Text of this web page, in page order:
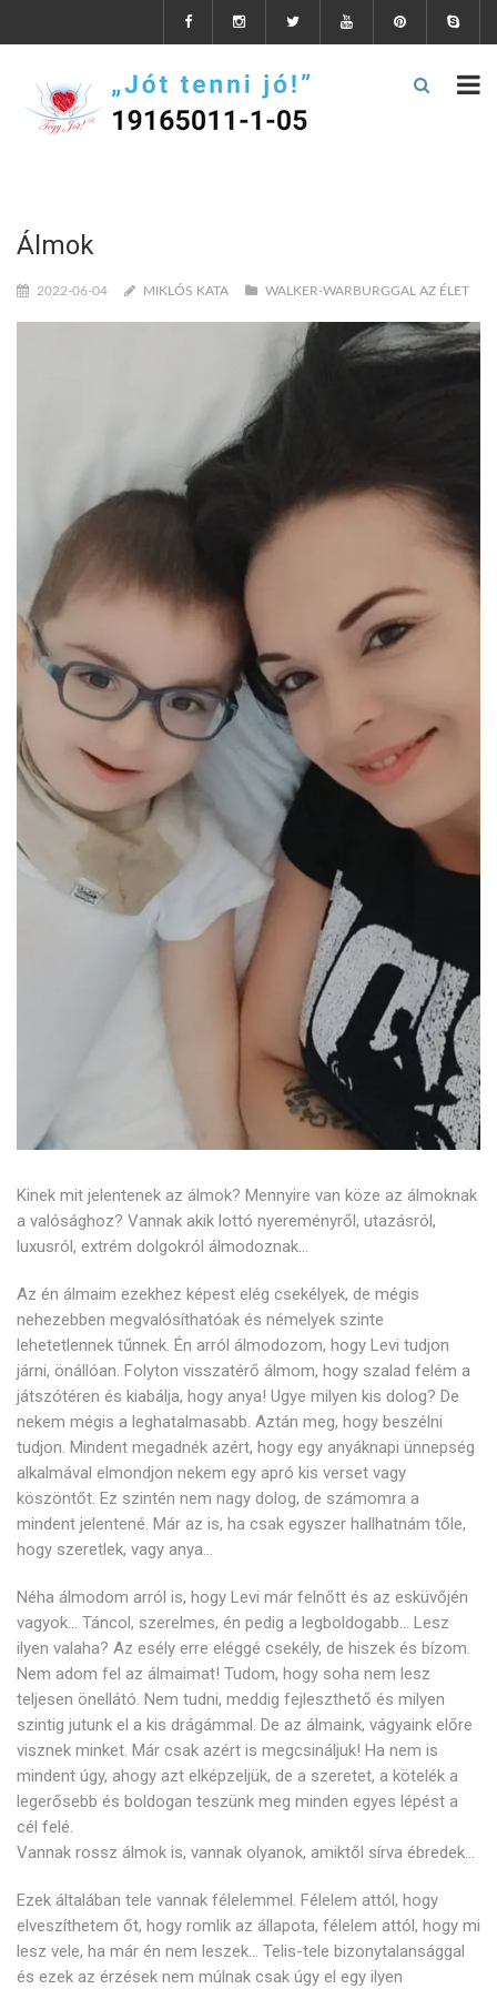
Álmok
2022-06-04 MIKLÓS KATA WALKER-WARBURGGAL AZ ÉLET
Kinek mit jelentenek az álmok? Mennyire van köze az álmoknak
a valósághoz? Vannak akik lottó nyereményről, utazásról,
luxusról, extrém dolgokról álmodoznak…
Az én álmaim ezekhez képest elég csekélyek, de mégis
nehezebben megvalósíthatóak és némelyek szinte
lehetetlennek tűnnek. Én arról álmodozom, hogy Levi tudjon
járni, önállóan. Folyton visszatérő álmom, hogy szalad felém a
játszótéren és kiabálja, hogy anya! Ugye milyen kis dolog? De
nekem mégis a leghatalmasabb. Aztán meg, hogy beszélni
tudjon. Mindent megadnék azért, hogy egy anyáknapi ünnepség
alkalmával elmondjon nekem egy apró kis verset vagy
köszöntőt. Ez szintén nem nagy dolog, de számomra a
mindent jelentené. Már az is, ha csak egyszer hallhatnám tőle,
hogy szeretlek, vagy anya…
Néha álmodom arról is, hogy Levi már felnőtt és az esküvőjén
vagyok… Táncol, szerelmes, én pedig a legboldogabb… Lesz
ilyen valaha? Az esély erre eléggé csekély, de hiszek és bízom.
Nem adom fel az álmaimat! Tudom, hogy soha nem lesz
teljesen önellátó. Nem tudni, meddig fejleszthető és milyen
szintig jutunk el a kis drágámmal. De az álmaink, vágyaink előre
visznek minket. Már csak azért is megcsináljuk! Ha nem is
mindent úgy, ahogy azt elképzeljük, de a szeretet, a kötelék a
legerősebb és boldogan teszünk meg minden egyes lépést a
cél felé.
Vannak rossz álmok is, vannak olyanok, amiktől sírva ébredek…
Ezek általában tele vannak félelemmel. Félelem attól, hogy
elveszíthetem őt, hogy romlik az állapota, félelem attól, hogy mi
lesz vele, ha már én nem leszek… Telis-tele bizonytalansággal
és ezek az érzések nem múlnak csak úgy el egy ilyen